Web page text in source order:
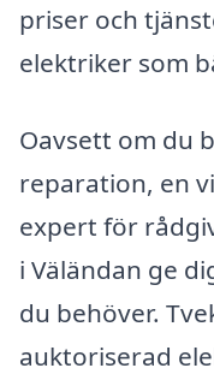
priser och
elektriker som
Oavsett om du
reparation, en
expert för
i Väländan ge
du behöver.
auktoriserad